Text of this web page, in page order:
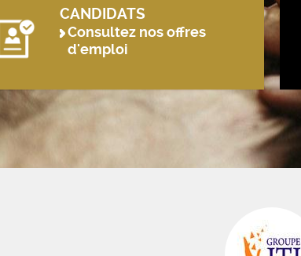
CANDIDATS
Consultez nos offres
d'emploi